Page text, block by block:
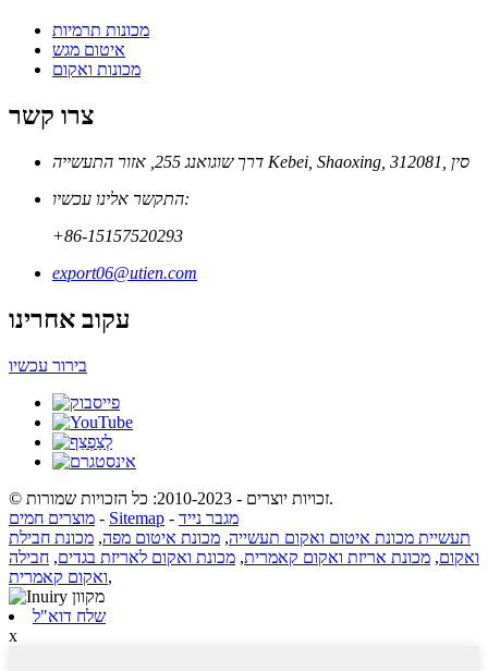
מכונות תרמיות
איטום מגש
מכונות ואקום
צרו קשר
דרך שוגואנג 255, אזור התעשייה Kebei, Shaoxing, 312081, סין
התקשר אלינו עכשיו:
+86-15157520293
export06@utien.com
עקוב אחרינו
בירור עכשיו
© זכויות יוצרים - 2010-2023: כל הזכויות שמורות.
מוצרים חמים - Sitemap - מגבר נייד
תעשיית מכונת איטום ואקום תעשייה, מכונת איטום מפה, מכונת חבילת
ואקום, מכונת אריזת ואקום קאמרית, מכונת ואקום לאריזת בגדים, חבילה
ואקום קאמרית,
שלח דוא"ל
x